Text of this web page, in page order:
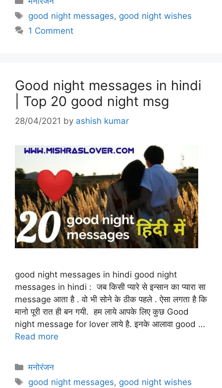
Tags
good night messages, good night wishes
1 Comment
Good night messages in hindi
| Top 20 good night msg
28/04/2021 by ashish kumar
good night messages in hindi good night
messages in hindi : जब किसी प्यारे से इन्सान का प्यारा सा
message आता है . वो भी सोने के ठीक पहले . ऐसा लगता है कि
मानो पूरी रात ही बन गयी. हम लाये आपके लिए कुछ Good
night message for lover लाये है. इनके आलावा good …
Read more
Categories
मनोरंजन
Tags
good night messages, good night wishes